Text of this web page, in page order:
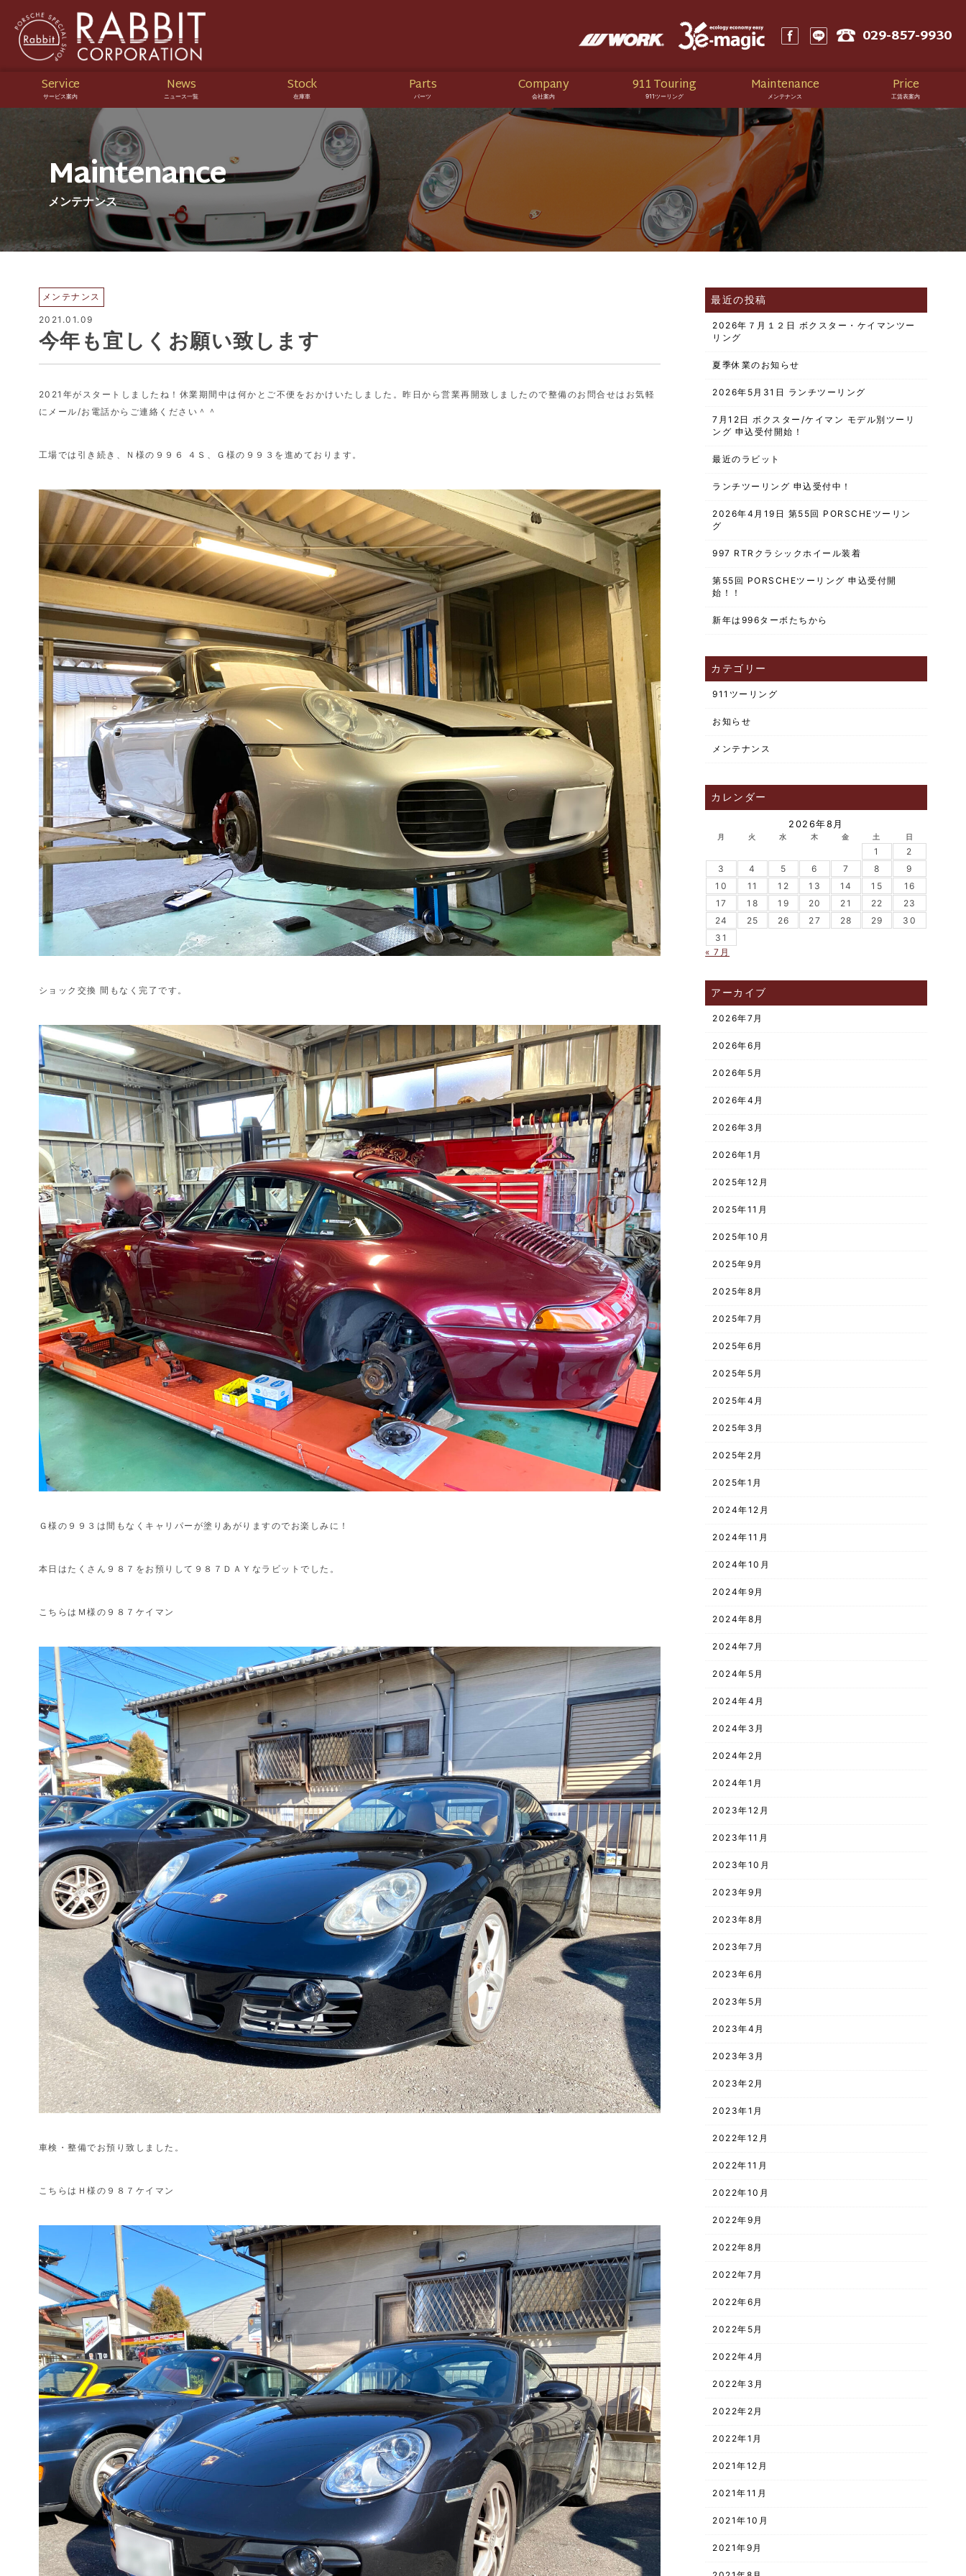
029-857-9930
Service
サービス案内
News
ニュース一覧
Stock
在庫車
Parts
パーツ
Company
会社案内
911 Touring
911ツーリング
Maintenance
メンテナンス
Price
工賃表案内
Maintenance
メンテナンス
メンテナンス
2021.01.09
今年も宜しくお願い致します
2021年がスタートしましたね！休業期間中は何かとご不便をおかけいたしました。昨日から営業再開致しましたので整備のお問合せはお気軽
にメール/お電話からご連絡ください＾＾
工場では引き続き、Ｎ様の９９６ ４Ｓ、Ｇ様の９９３を進めております。
ショック交換 間もなく完了です。
Ｇ様の９９３は間もなくキャリパーが塗りあがりますのでお楽しみに！
本日はたくさん９８７をお預りして９８７ＤＡＹなラビットでした。
こちらはＭ様の９８７ケイマン
車検・整備でお預り致しました。
こちらはＨ様の９８７ケイマン
最近の投稿
2026年７月１２日 ボクスター・ケイマンツー
リング
夏季休業のお知らせ
2026年5月31日 ランチツーリング
7月12日 ボクスター/ケイマン モデル別ツーリ
ング 申込受付開始！
最近のラビット
ランチツーリング 申込受付中！
2026年4月19日 第55回 PORSCHEツーリン
グ
997 RTRクラシックホイール装着
第55回 PORSCHEツーリング 申込受付開
始！！
新年は996ターボたちから
カテゴリー
911ツーリング
お知らせ
メンテナンス
カレンダー
2026年8月
月 火 水 木 金 土 日
1
2
3
4 5 6 7 8
9
10
11 12 13 14 15
16
17
18 19 20 21 22
23
24
25 26 27 28 29
30
31
« 7月
アーカイブ
2026年7月
2026年6月
2026年5月
2026年4月
2026年3月
2026年1月
2025年12月
2025年11月
2025年10月
2025年9月
2025年8月
2025年7月
2025年6月
2025年5月
2025年4月
2025年3月
2025年2月
2025年1月
2024年12月
2024年11月
2024年10月
2024年9月
2024年8月
2024年7月
2024年5月
2024年4月
2024年3月
2024年2月
2024年1月
2023年12月
2023年11月
2023年10月
2023年9月
2023年8月
2023年7月
2023年6月
2023年5月
2023年4月
2023年3月
2023年2月
2023年1月
2022年12月
2022年11月
2022年10月
2022年9月
2022年8月
2022年7月
2022年6月
2022年5月
2022年4月
2022年3月
2022年2月
2022年1月
2021年12月
2021年11月
2021年10月
2021年9月